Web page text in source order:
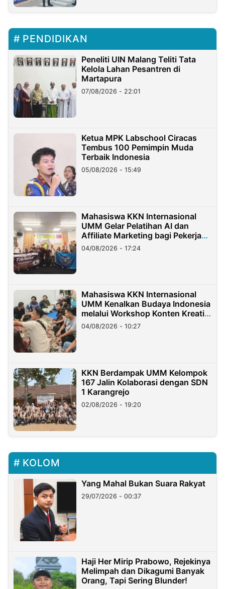
PENDIDIKAN
Peneliti UIN Malang Teliti Tata
Kelola Lahan Pesantren di
Martapura
07/08/2026 - 22:01
Ketua MPK Labschool Ciracas
Tembus 100 Pemimpin Muda
Terbaik Indonesia
05/08/2026 - 15:49
Mahasiswa KKN Internasional
UMM Gelar Pelatihan AI dan
Affiliate Marketing bagi Pekerja
Migran Indonesia di Taiwan
04/08/2026 - 17:24
Mahasiswa KKN Internasional
UMM Kenalkan Budaya Indonesia
melalui Workshop Konten Kreatif
di Taiwan
04/08/2026 - 10:27
KKN Berdampak UMM Kelompok
167 Jalin Kolaborasi dengan SDN
1 Karangrejo
02/08/2026 - 19:20
KOLOM
Yang Mahal Bukan Suara Rakyat
29/07/2026 - 00:37
Haji Her Mirip Prabowo, Rejekinya
Melimpah dan Dikagumi Banyak
Orang, Tapi Sering Blunder!